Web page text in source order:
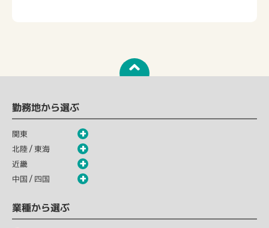
勤務地から選ぶ
関東
北陸 / 東海
近畿
中国 / 四国
業種から選ぶ